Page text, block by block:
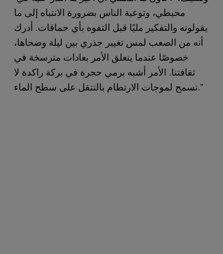
محيطي، وتوعية الناس بضرورة الانتباه إلى ما
يقولونه والتفكير مليًا قبل التفوه بأي حماقات. أدرك
أنه من الصعب لمس تغيير جذري بين ليلة وضحاها،
خصوصًا عندما يتعلق الأمر بعادات مترسخة في
ثقافتنا. الأمر أشبه برمي حجرة في بركة راكدة لا
تسمح لموجات الارتطام بالتنقل على سطح الماء.”